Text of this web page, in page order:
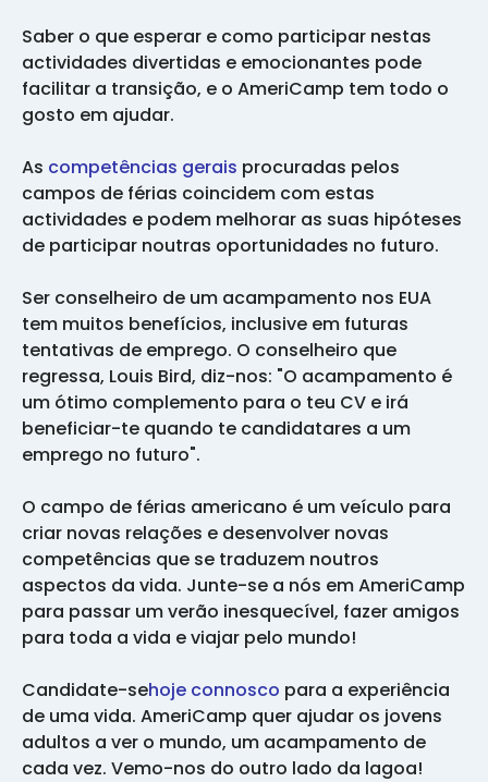
Saber o que esperar e como participar nestas
actividades divertidas e emocionantes pode
facilitar a transição, e o AmeriCamp tem todo o
gosto em ajudar.
As competências gerais procuradas pelos
campos de férias coincidem com estas
actividades e podem melhorar as suas hipóteses
de participar noutras oportunidades no futuro.
Ser conselheiro de um acampamento nos EUA
tem muitos benefícios, inclusive em futuras
tentativas de emprego. O conselheiro que
regressa, Louis Bird, diz-nos: "O acampamento é
um ótimo complemento para o teu CV e irá
beneficiar-te quando te candidatares a um
emprego no futuro".
O campo de férias americano é um veículo para
criar novas relações e desenvolver novas
competências que se traduzem noutros
aspectos da vida. Junte-se a nós em AmeriCamp
para passar um verão inesquecível, fazer amigos
para toda a vida e viajar pelo mundo!
‍Candidate-sehoje connosco para a experiência
de uma vida. AmeriCamp quer ajudar os jovens
adultos a ver o mundo, um acampamento de
cada vez. Vemo-nos do outro lado da lagoa!